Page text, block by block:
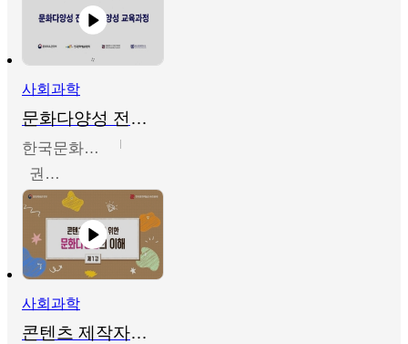
사회과학
문화다양성 전문인력 양성 기본과정 - 문화다양성의 이해
한국문화예술교육진흥원
권숙인 외 8명
사회과학
콘텐츠 제작자를 위한 문화다양성의 이해